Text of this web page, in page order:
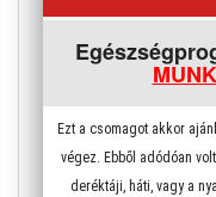
Ezt a csomagot akkor
végez. Ebből adódóan
deréktáji, háti, vagy a